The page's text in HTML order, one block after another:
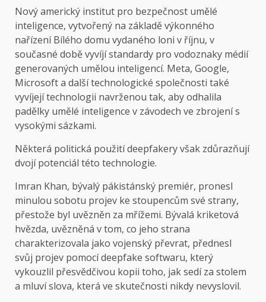
Nový americký institut pro bezpečnost umělé
inteligence, vytvořený na základě výkonného
nařízení Bílého domu vydaného loni v říjnu, v
současné době vyvíjí standardy pro vodoznaky médií
generovaných umělou inteligencí. Meta, Google,
Microsoft a další technologické společnosti také
vyvíjejí technologii navrženou tak, aby odhalila
padělky umělé inteligence v závodech ve zbrojení s
vysokými sázkami.
Některá politická použití deepfakery však zdůrazňují
dvojí potenciál této technologie.
Imran Khan, bývalý pákistánský premiér, pronesl
minulou sobotu projev ke stoupencům své strany,
přestože byl uvězněn za mřížemi. Bývalá kriketová
hvězda, uvězněná v tom, co jeho strana
charakterizovala jako vojenský převrat, přednesl
svůj projev pomocí deepfake softwaru, který
vykouzlil přesvědčivou kopii toho, jak sedí za stolem
a mluví slova, která ve skutečnosti nikdy nevyslovil.